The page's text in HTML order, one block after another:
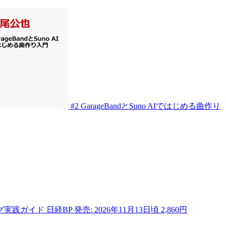
#2 GarageBandとSuno AIではじめる曲作り
践ガイド 日経BP 発売: 2026年11月13日頃 2,860円